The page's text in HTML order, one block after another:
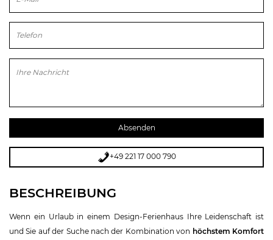
+49 221 17 000 790
BESCHREIBUNG
Wenn ein Urlaub in einem Design-Ferienhaus Ihre Leidenschaft ist
und Sie auf der Suche nach der Kombination von höchstem Komfort